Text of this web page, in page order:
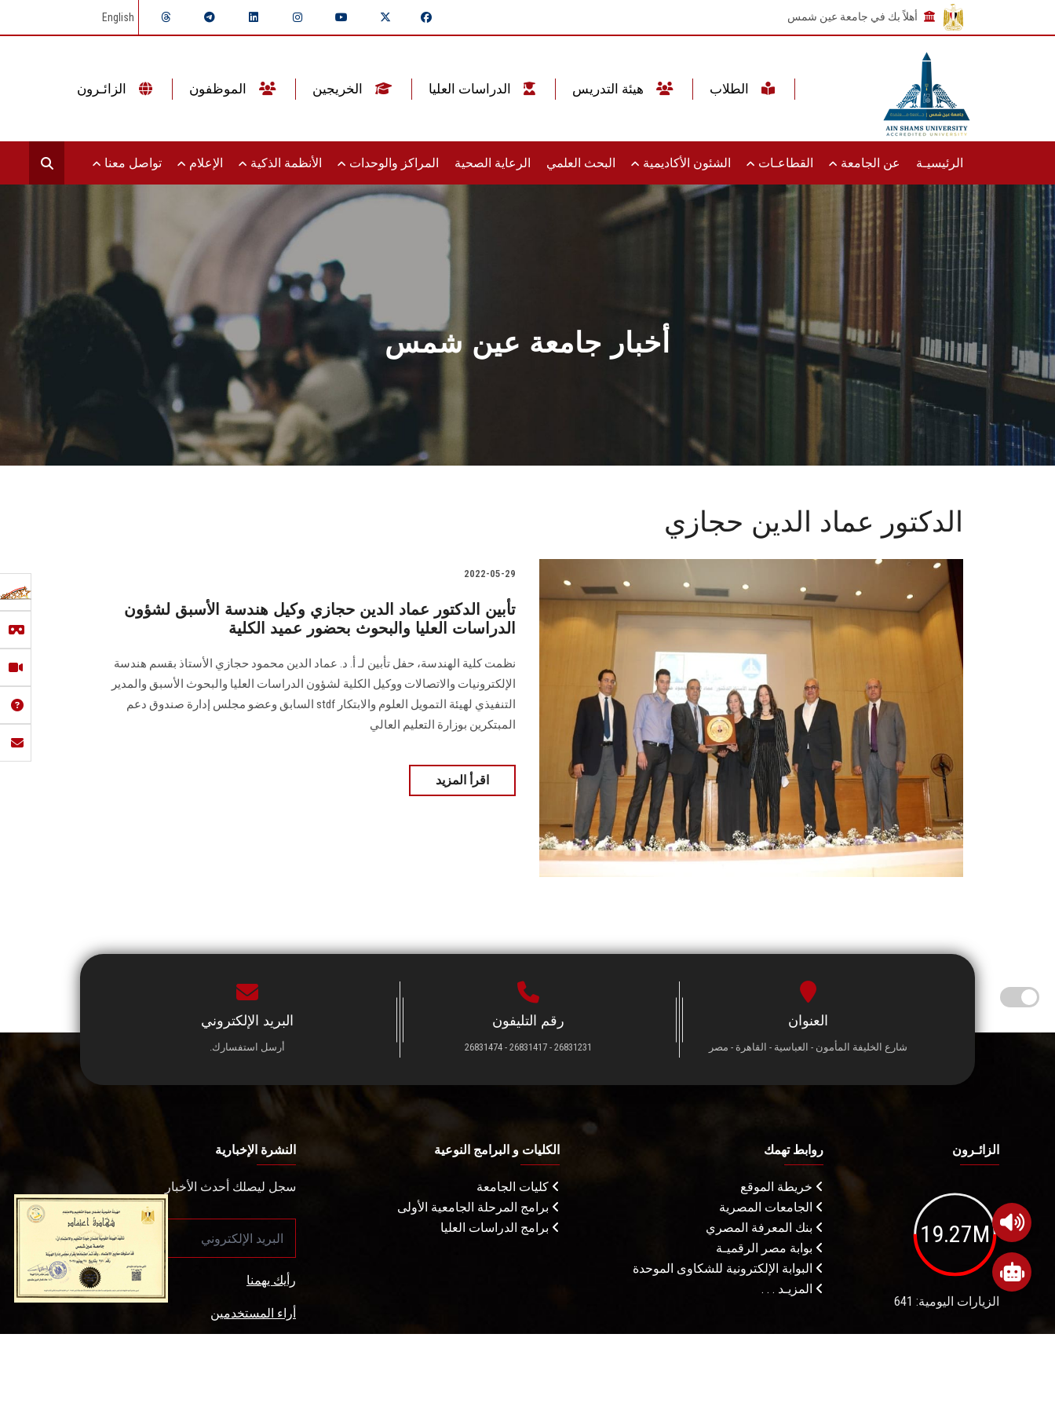
أهلاً بك في جامعة عين شمس English
الرئيسيـة عن الجامعة القطاعـات الشئون الأكاديمية البحث العلمي الرعاية الصحية المراكز والوحدات الأنظمة الذكية الإعلام تواصل معنا
أخبار جامعة عين شمس
الدكتور عماد الدين حجازي
2022-05-29
تأبين الدكتور عماد الدين حجازي وكيل هندسة الأسبق لشؤون
الدراسات العليا والبحوث بحضور عميد الكلية
نظمت كلية الهندسة، حفل تأبين لـ أ. د. عماد الدين محمود حجازي الأستاذ بقسم هندسة
الإلكترونيات والاتصالات ووكيل الكلية لشؤون الدراسات العليا والبحوث الأسبق والمدير
التنفيذي لهيئة التمويل العلوم والابتكار stdf السابق وعضو مجلس إدارة صندوق دعم
المبتكرين بوزارة التعليم العالي
اقرأ المزيد
العنوان
شارع الخليفة المأمون - العباسية - القاهرة - مصر
رقم التليفون
26831231 - 26831417 - 26831474
البريد الإلكتروني
أرسل استفسارك.
الزائـرون
19.27M
الزيارات اليومية: 641
روابط تهمك
خريطة الموقع
الجامعات المصرية
بنك المعرفة المصري
بوابة مصر الرقميـة
البوابة الإلكترونية للشكاوى الموحدة
المزيـد . . .
الكليات و البرامج النوعية
كليات الجامعة
برامج المرحلة الجامعية الأولى
برامج الدراسات العليا
النشرة الإخبارية
سجل ليصلك أحدث الأخبار
رأيك يهمنا
أراء المستخدمين